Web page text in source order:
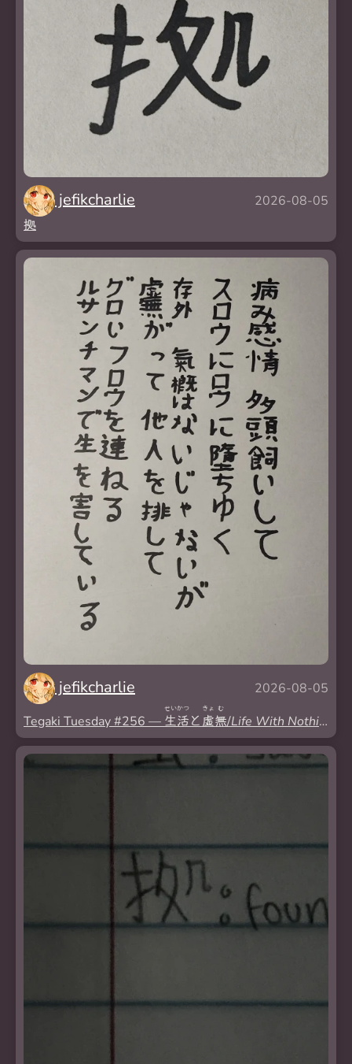
jefikcharlie
2026-08-05
拠
jefikcharlie
2026-08-05
Tegaki Tuesday #256 — 生
せい
活
かつ
と虚
きょ
無
む
/Life With